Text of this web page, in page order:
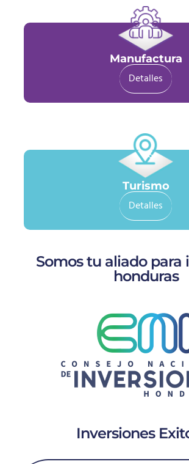
Manufactura
Detalles
Turismo
Detalles
Somos tu aliado para
honduras
Inversiones